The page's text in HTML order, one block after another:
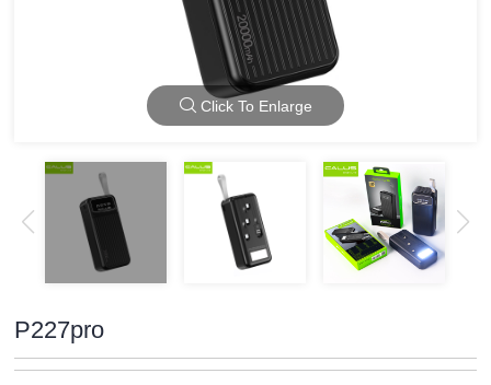
Click To Enlarge
P227pro